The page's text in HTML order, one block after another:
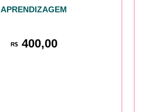
APRENDIZAGEM
R$400,00